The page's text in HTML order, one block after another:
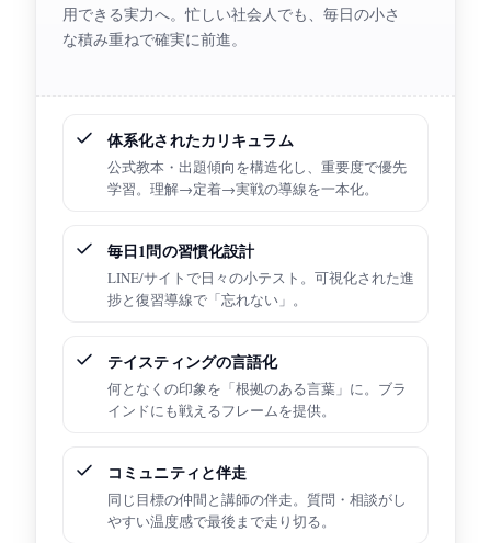
用できる実力へ。忙しい社会人でも、毎日の小さ
な積み重ねで確実に前進。
体系化されたカリキュラム
公式教本・出題傾向を構造化し、重要度で優先
学習。理解→定着→実戦の導線を一本化。
毎日1問の習慣化設計
LINE/サイトで日々の小テスト。可視化された進
捗と復習導線で「忘れない」。
テイスティングの言語化
何となくの印象を「根拠のある言葉」に。ブラ
インドにも戦えるフレームを提供。
コミュニティと伴走
同じ目標の仲間と講師の伴走。質問・相談がし
やすい温度感で最後まで走り切る。